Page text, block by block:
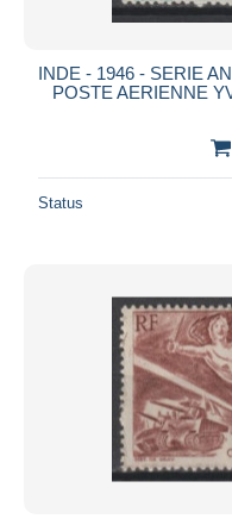
INDE - 1946 - SERIE
POSTE AERIENNE
Status